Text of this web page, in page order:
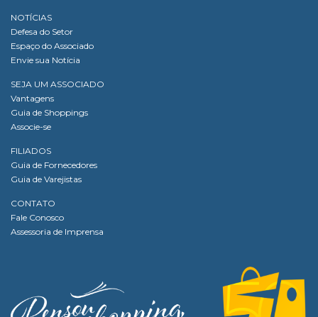
NOTÍCIAS
Defesa do Setor
Espaço do Associado
Envie sua Notícia
SEJA UM ASSOCIADO
Vantagens
Guia de Shoppings
Associe-se
FILIADOS
Guia de Fornecedores
Guia de Varejistas
CONTATO
Fale Conosco
Assessoria de Imprensa